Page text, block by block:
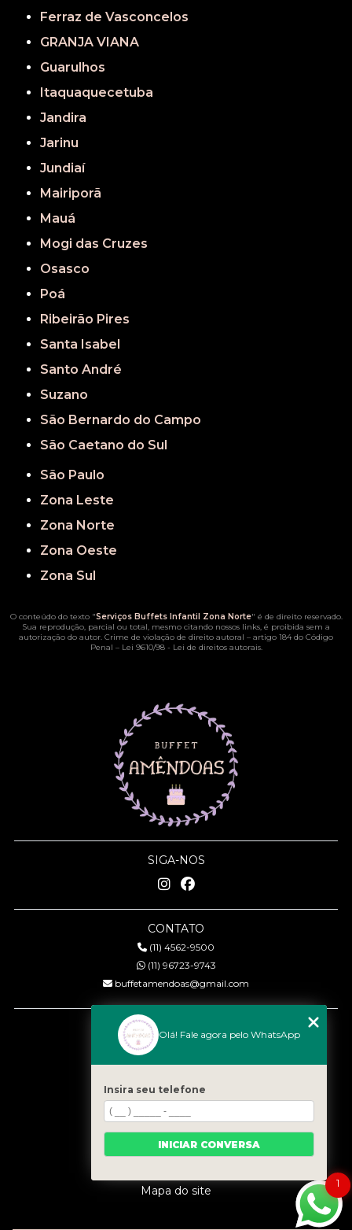
Ferraz de Vasconcelos
GRANJA VIANA
Guarulhos
Itaquaquecetuba
Jandira
Jarinu
Jundiaí
Mairiporã
Mauá
Mogi das Cruzes
Osasco
Poá
Ribeirão Pires
Santa Isabel
Santo André
Suzano
São Bernardo do Campo
São Caetano do Sul
São Paulo
Zona Leste
Zona Norte
Zona Oeste
Zona Sul
O conteúdo do texto "Serviços Buffets Infantil Zona Norte" é de direito reservado.
Sua reprodução, parcial ou total, mesmo citando nossos links, é proibida sem a
autorização do autor. Crime de violação de direito autoral – artigo 184 do Código
Penal – Lei 9610/98 - Lei de direitos autorais.
SIGA-NOS
CONTATO
(11) 4562-9500
(11) 96723-9743
buffetamendoas@gmail.com
MENU
Quem somos
Serviços
Eventos
Gastronomia
Contato
Mapa do site
1
Olá! Fale agora pelo WhatsApp
Insira seu telefone
INICIAR CONVERSA